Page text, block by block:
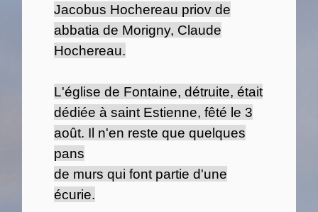
Jacobus Hochereau priov de
abbatia de Morigny, Claude
Hochereau.
L'église de Fontaine, détruite, était
dédiée à saint Estienne, fêté le 3
août. Il n'en reste que quelques
pans
de murs qui font partie d'une
écurie.